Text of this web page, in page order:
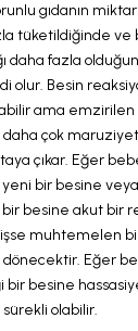
gıdanın
tüketildiğinde ve
daha fazla
olur. Besin
ama
çok
çıkar. Eğer
bir besine veya
besine akut bir
muhtemelen
Eğer
bir besine
olabilir.